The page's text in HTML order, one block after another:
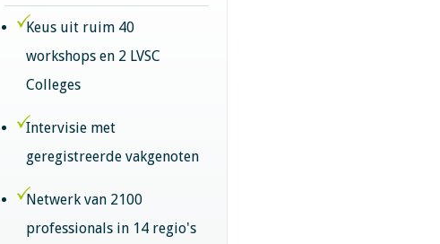
Keus uit ruim 40
workshops en 2 LVSC
Colleges
Intervisie met
geregistreerde vakgenoten
Netwerk van 2100
professionals in 14 regio's